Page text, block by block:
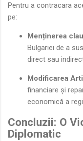
Pentru a contracara
pe:
Menținerea
Bulgariei de a
direct sau
Modificarea
financiare și
economică a
Concluzii: O
Diplomatic